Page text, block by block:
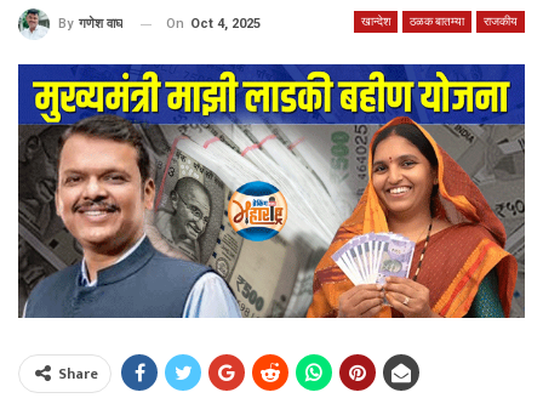
खान्देश ठळक बातम्या राजकीय
By गणेश वाघ On Oct 4, 2025
Share